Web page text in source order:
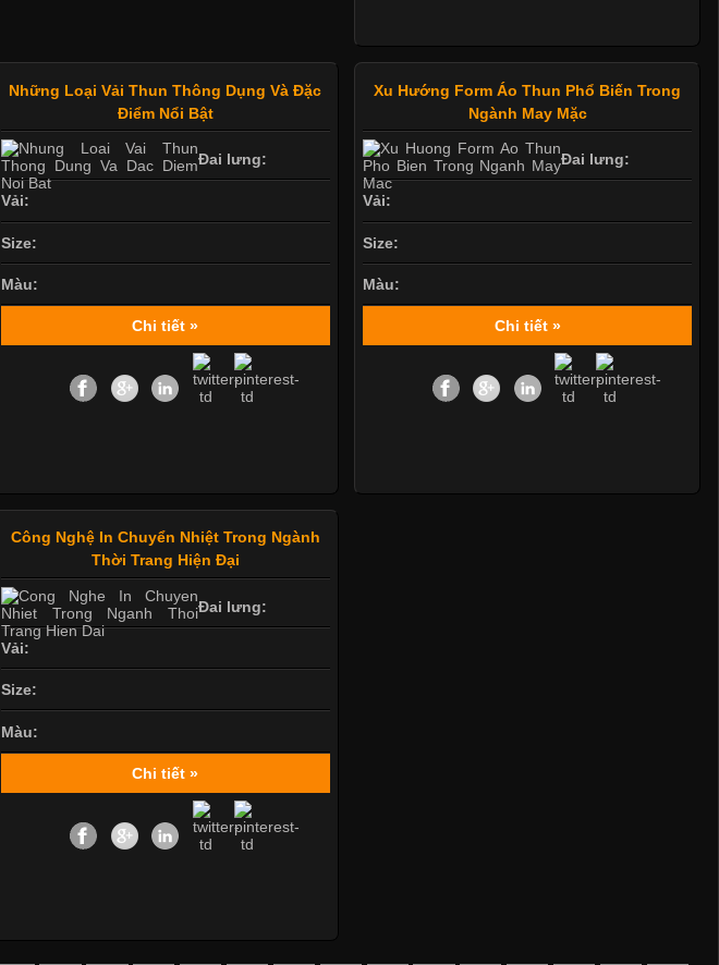
Những Loại Vải Thun Thông Dụng Và Đặc
Điểm Nổi Bật
Đai lưng:
Vải:
Size:
Màu:
Chi tiết »
Xu Hướng Form Áo Thun Phổ Biến Trong
Ngành May Mặc
Đai lưng:
Vải:
Size:
Màu:
Chi tiết »
Công Nghệ In Chuyển Nhiệt Trong Ngành
Thời Trang Hiện Đại
Đai lưng:
Vải:
Size:
Màu:
Chi tiết »